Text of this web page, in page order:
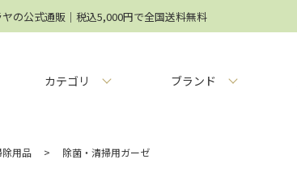
の公式通販│税込5,000円で全国送料無料
カテゴリ ブランド
除用品 > 除菌・清掃用ガーゼ